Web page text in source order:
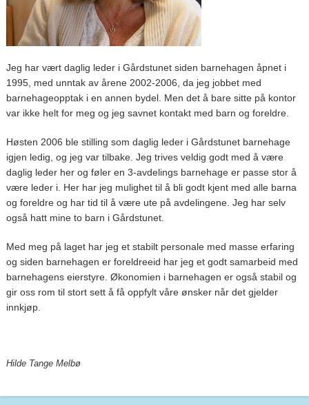
Jeg har vært daglig leder i Gårdstunet siden barnehagen åpnet i
1995, med unntak av årene 2002-2006, da jeg jobbet med
barnehageopptak i en annen bydel. Men det å bare sitte på kontor
var ikke helt for meg og jeg savnet kontakt med barn og foreldre.
Høsten 2006 ble stilling som daglig leder i Gårdstunet barnehage
igjen ledig, og jeg var tilbake. Jeg trives veldig godt med å være
daglig leder her og føler en 3-avdelings barnehage er passe stor å
være leder i. Her har jeg mulighet til å bli godt kjent med alle barna
og foreldre og har tid til å være ute på avdelingene. Jeg har selv
også hatt mine to barn i Gårdstunet.
Med meg på laget har jeg et stabilt personale med masse erfaring
og siden barnehagen er foreldreeid har jeg et godt samarbeid med
barnehagens eierstyre. Økonomien i barnehagen er også stabil og
gir oss rom til stort sett å få oppfylt våre ønsker når det gjelder
innkjøp.
Hilde Tange Melbø